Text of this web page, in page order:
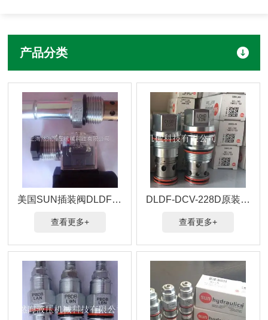
产品分类
美国SUN插装阀DLDF-DCV-612电磁阀代理
查看更多+
DLDF-DCV-228D原装Sun Hydraulics插装阀
查看更多+